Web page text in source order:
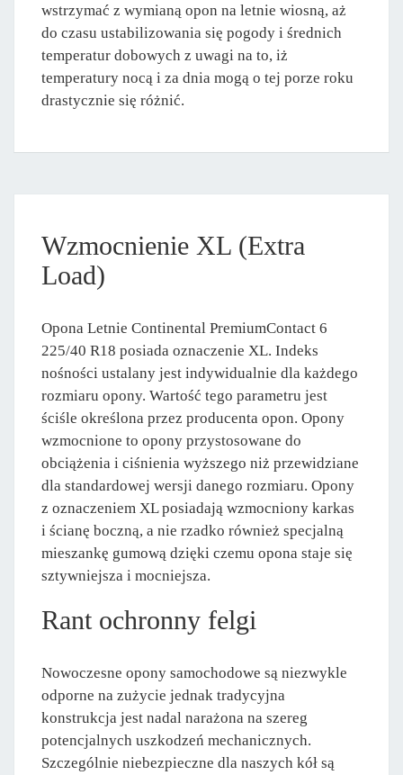
wstrzymać z wymianą opon na letnie wiosną, aż
do czasu ustabilizowania się pogody i średnich
temperatur dobowych z uwagi na to, iż
temperatury nocą i za dnia mogą o tej porze roku
drastycznie się różnić.
Wzmocnienie XL (Extra
Load)
Opona Letnie Continental PremiumContact 6
225/40 R18 posiada oznaczenie XL. Indeks
nośności ustalany jest indywidualnie dla każdego
rozmiaru opony. Wartość tego parametru jest
ściśle określona przez producenta opon. Opony
wzmocnione to opony przystosowane do
obciążenia i ciśnienia wyższego niż przewidziane
dla standardowej wersji danego rozmiaru. Opony
z oznaczeniem XL posiadają wzmocniony karkas
i ścianę boczną, a nie rzadko również specjalną
mieszankę gumową dzięki czemu opona staje się
sztywniejsza i mocniejsza.
Rant ochronny felgi
Nowoczesne opony samochodowe są niezwykle
odporne na zużycie jednak tradycyjna
konstrukcja jest nadal narażona na szereg
potencjalnych uszkodzeń mechanicznych.
Szczególnie niebezpieczne dla naszych kół są